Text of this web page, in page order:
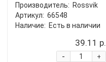
Производитель: Rossvik
Артикул: 66548
Наличие: Есть в наличии
39.11 р.
+
-